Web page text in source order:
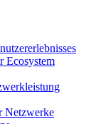
Ecosystem
Netzwerke